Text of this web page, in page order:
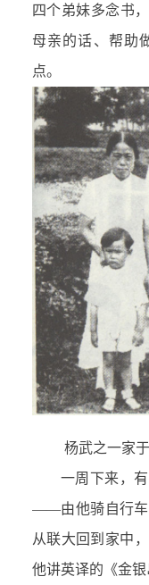
四个弟妹多念书
母亲的话、帮助
点。
杨武之一家
一周下来，
——由他骑自行车
从联大回到家中
他讲英译的《金银